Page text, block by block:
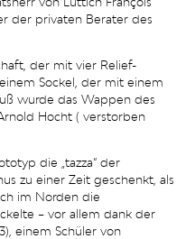
der privaten Berater des
der mit vier Relief-
Sockel, der mit einem
wurde das Wappen des
Hocht ( verstorben
die „tazza“ der
zu einer Zeit geschenkt, als
im Norden die
– vor allem dank der
einem Schüler von